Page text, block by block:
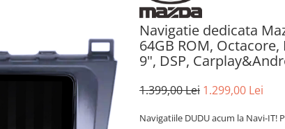
Navigatie dedicata
64GB ROM,
9", DSP,
1.399,00 Lei 1.299,00 Lei
Navigatiile DUDU acum la Navi-IT!